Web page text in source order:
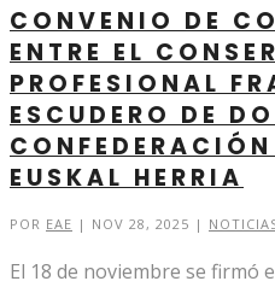
CONVENIO DE
ENTRE EL
PROFESIONAL
ESCUDERO DE
EUSKAL HERRIA
POR EAE | NOV 28, 2025 |
El 18 de noviembre se firmó